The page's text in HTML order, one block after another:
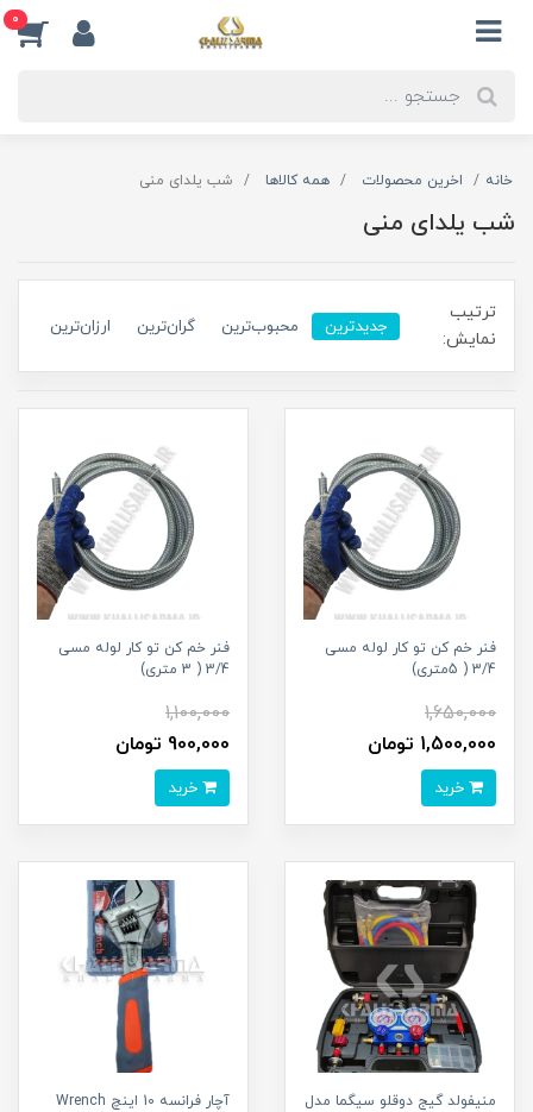
0
خانه اخرین محصولات همه کالاها شب یلدای منی
شب یلدای منی
ترتیب
نمایش:
جدیدترین محبوب‌ترین گران‌ترین ارزان‌ترین
فنر خم کن تو کار لوله مسی
3/4 ( 5متری)
1,650,000
1,500,000 تومان
فنر خم کن تو کار لوله مسی
3/4 ( 3 متری)
1,100,000
900,000 تومان
منیفولد گیج دوقلو سیگما مدل
آچار فرانسه 10 اینچ Wrench